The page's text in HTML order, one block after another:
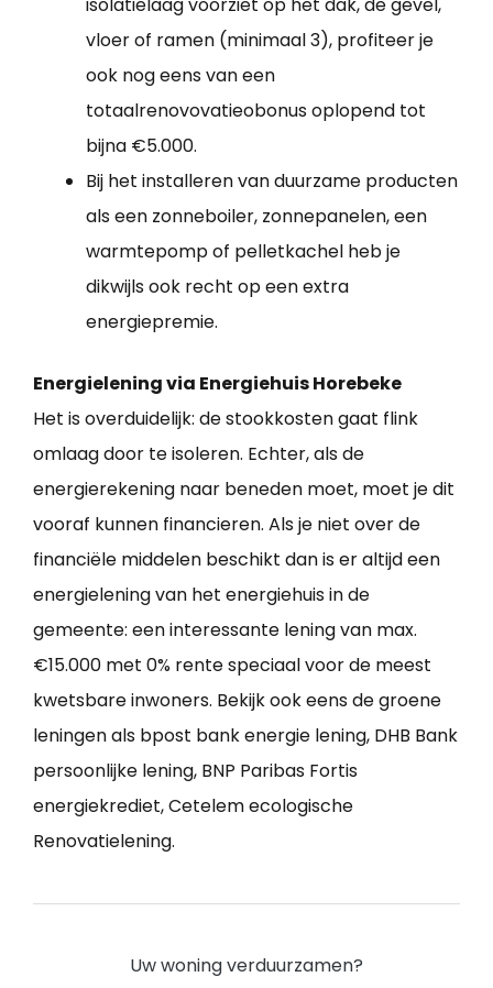
isolatielaag voorziet op het dak, de gevel,
vloer of ramen (minimaal 3), profiteer je
ook nog eens van een
totaalrenovovatieobonus oplopend tot
bijna €5.000.
Bij het installeren van duurzame producten
als een zonneboiler, zonnepanelen, een
warmtepomp of pelletkachel heb je
dikwijls ook recht op een extra
energiepremie.
Energielening via Energiehuis Horebeke
Het is overduidelijk: de stookkosten gaat flink
omlaag door te isoleren. Echter, als de
energierekening naar beneden moet, moet je dit
vooraf kunnen financieren. Als je niet over de
financiële middelen beschikt dan is er altijd een
energielening van het energiehuis in de
gemeente: een interessante lening van max.
€15.000 met 0% rente speciaal voor de meest
kwetsbare inwoners. Bekijk ook eens de groene
leningen als bpost bank energie lening, DHB Bank
persoonlijke lening, BNP Paribas Fortis
energiekrediet, Cetelem ecologische
Renovatielening.
Uw woning verduurzamen?